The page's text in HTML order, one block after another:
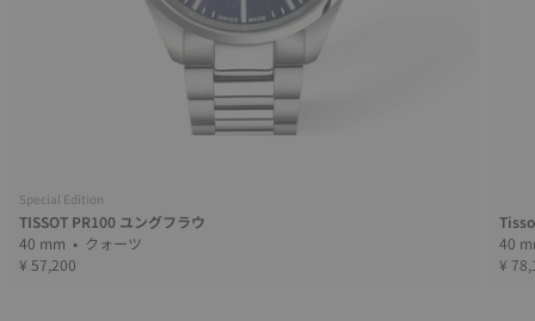
Special Edition
TISSOT PR100 ユングフラウ
40 mm • クォーツ
¥ 57,200
¥